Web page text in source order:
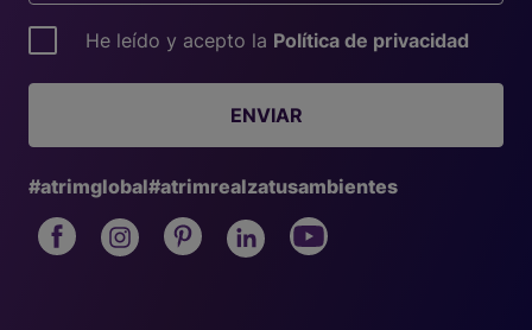
He leído y acepto la Política de privacidad
ENVIAR
#atrimglobal#atrimrealzatusambientes